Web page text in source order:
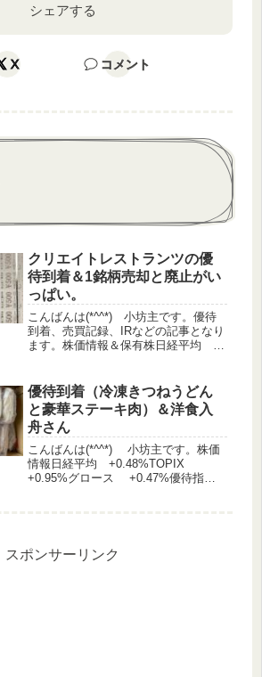
シェアする
X コメント
クリエイトレストランツの優
待到着＆1銘柄売却と廃止がい
っぱい。
こんばんは(*^^*) 小坊主です。優待
到着、売買記録、IRなどの記事となり
ます。株価情報＆保有株日経平均
さん調べ）◆ 保有株の前日比 ↑1...
優待到着（冷凍きつねうどん
と豪華ステーキ肉）＆洋食入
舟さん
こんばんは(*^^*) 小坊主です。株価
情報日経平均 +0.48%TOPIX
+0.95%グロース +0.47%優待指
スポンサーリンク